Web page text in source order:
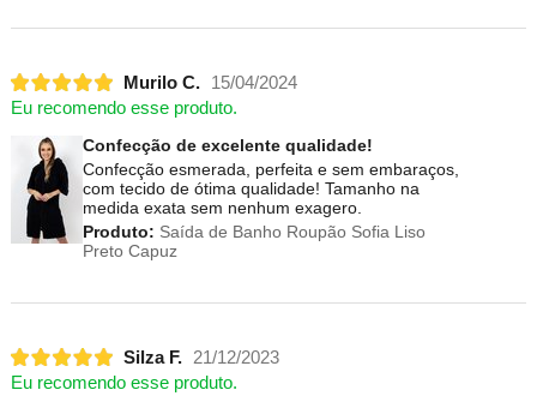
Murilo C.
15/04/2024
Eu recomendo esse produto.
Confecção de excelente qualidade!
Confecção esmerada, perfeita e sem embaraços,
com tecido de ótima qualidade! Tamanho na
medida exata sem nenhum exagero.
Produto: Saída de Banho Roupão Sofia Liso
Preto Capuz
Silza F.
21/12/2023
Eu recomendo esse produto.